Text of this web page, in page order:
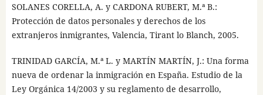
SOLANES CORELLA, A. y CARDONA RUBERT, M.ª B.:
Protección de datos personales y derechos de los
extranjeros inmigrantes, Valencia, Tirant lo Blanch, 2005.
TRINIDAD GARCÍA, M.ª L. y MARTÍN MARTÍN, J.: Una forma
nueva de ordenar la inmigración en España. Estudio de la
Ley Orgánica 14/2003 y su reglamento de desarrollo,